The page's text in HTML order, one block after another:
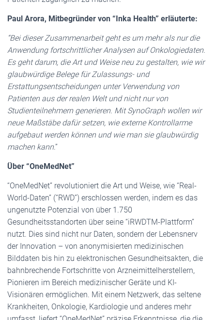
Paul Arora, Mitbegründer von “Inka Health” erläuterte:
“Bei dieser Zusammenarbeit geht es um mehr als nur die
Anwendung fortschrittlicher Analysen auf Onkologiedaten.
Es geht darum, die Art und Weise neu zu gestalten, wie wir
glaubwürdige Belege für Zulassungs- und
Erstattungsentscheidungen unter Verwendung von
Patienten aus der realen Welt und nicht nur von
Studienteilnehmern generieren. Mit SynoGraph wollen wir
neue Maßstäbe dafür setzen, wie externe Kontrollarme
aufgebaut werden können und wie man sie glaubwürdig
machen kann.”
Über “OneMedNet”
“OneMedNet” revolutioniert die Art und Weise, wie “Real-
World-Daten” (“RWD”) erschlossen werden, indem es das
ungenutzte Potenzial von über 1.750
Gesundheitsstandorten über seine “iRWDTM-Plattform”
nutzt. Dies sind nicht nur Daten, sondern der Lebensnerv
der Innovation – von anonymisierten medizinischen
Bilddaten bis hin zu elektronischen Gesundheitsakten, die
bahnbrechende Fortschritte von Arzneimittelherstellern,
Pionieren im Bereich medizinischer Geräte und KI-
Visionären ermöglichen. Mit einem Netzwerk, das seltene
Krankheiten, Onkologie, Kardiologie und anderes mehr